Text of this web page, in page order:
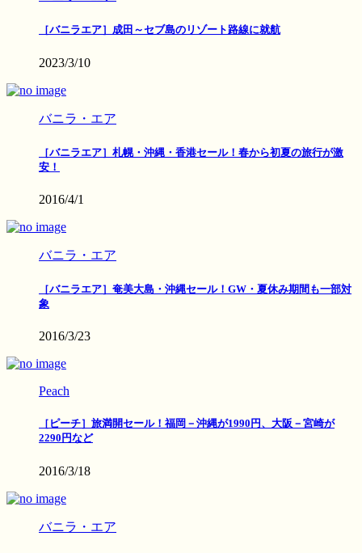
［バニラエア］成田～セブ島のリゾート路線に就航
2023/3/10
バニラ・エア
［バニラエア］札幌・沖縄・香港セール！春から初夏の旅行が激
安！
2016/4/1
バニラ・エア
［バニラエア］奄美大島・沖縄セール！GW・夏休み期間も一部対
象
2016/3/23
Peach
［ピーチ］旅満開セール！福岡－沖縄が1990円、大阪－宮崎が
2290円など
2016/3/18
バニラ・エア